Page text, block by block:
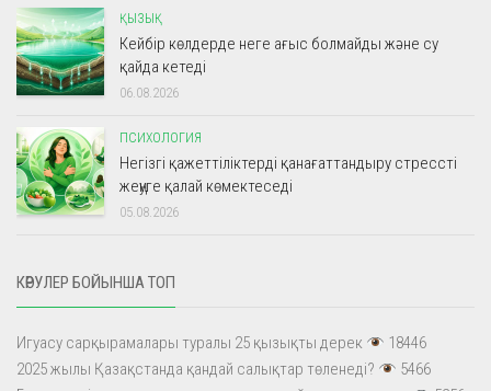
ҚЫЗЫҚ
Кейбір көлдерде неге ағыс болмайды және су
қайда кетеді
06.08.2026
ПСИХОЛОГИЯ
Негізгі қажеттіліктерді қанағаттандыру стрессті
жеңуге қалай көмектеседі
05.08.2026
КӨРУЛЕР БОЙЫНША ТОП
Игуасу сарқырамалары туралы 25 қызықты дерек
18446
2025 жылы Қазақстанда қандай салықтар төленеді?
5466